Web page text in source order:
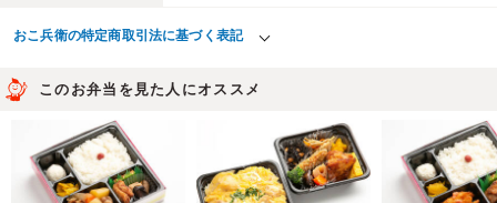
おこ兵衛の特定商取引法に基づく表記
このお弁当を見た人にオススメ